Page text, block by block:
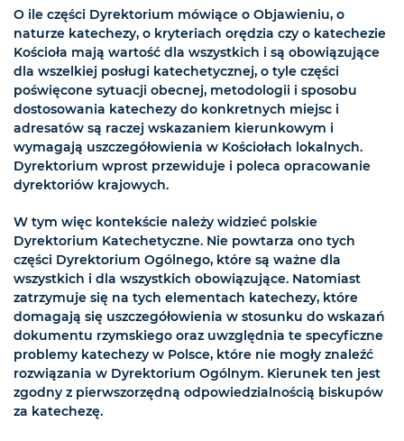
O ile części Dyrektorium mówiące o Objawieniu, o
naturze katechezy, o kryteriach orędzia czy o katechezie
Kościoła mają wartość dla wszystkich i są obowiązujące
dla wszelkiej posługi katechetycznej, o tyle części
poświęcone sytuacji obecnej, metodologii i sposobu
dostosowania katechezy do konkretnych miejsc i
adresatów są raczej wskazaniem kierunkowym i
wymagają uszczegółowienia w Kościołach lokalnych.
Dyrektorium wprost przewiduje i poleca opracowanie
dyrektoriów krajowych.
W tym więc kontekście należy widzieć polskie
Dyrektorium Katechetyczne. Nie powtarza ono tych
części Dyrektorium Ogólnego, które są ważne dla
wszystkich i dla wszystkich obowiązujące. Natomiast
zatrzymuje się na tych elementach katechezy, które
domagają się uszczegółowienia w stosunku do wskazań
dokumentu rzymskiego oraz uwzględnia te specyficzne
problemy katechezy w Polsce, które nie mogły znaleźć
rozwiązania w Dyrektorium Ogólnym. Kierunek ten jest
zgodny z pierwszorzędną odpowiedzialnością biskupów
za katechezę.